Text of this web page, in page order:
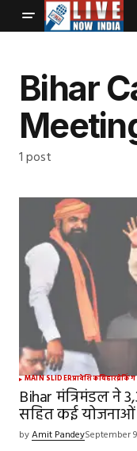
Bihar
1 post
MAIN SLIDERप्रादेशिकबिहार
Bihar मंत्रिमंडल ने
सहित कई योजनाओं
byAmit PandeySeptember